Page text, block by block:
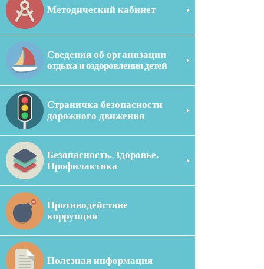
Методический кабинет
Сведения об организации
отдыха и оздоровления детей
Страничка безопасности
дорожного движения
Безопасность. Здоровье.
Профилактика
Противодействие
коррупции
Полезная информация